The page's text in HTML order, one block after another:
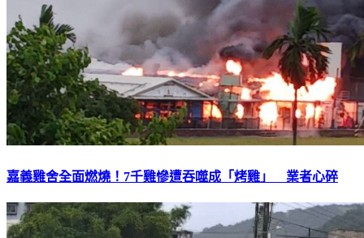
嘉義雞舍全面燃燒！7千雞慘遭吞噬成「烤雞」 業者心碎